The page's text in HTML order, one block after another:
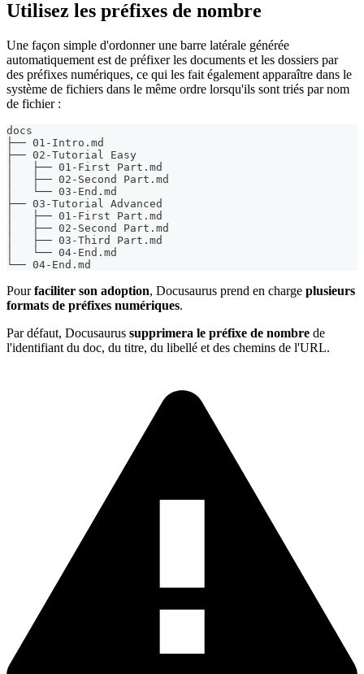
Utilisez les préfixes de nombre
Une façon simple d'ordonner une barre latérale générée
automatiquement est de préfixer les documents et les dossiers par
des préfixes numériques, ce qui les fait également apparaître dans le
système de fichiers dans le même ordre lorsqu'ils sont triés par nom
de fichier :
docs
├── 01-Intro.md
├── 02-Tutorial Easy
│   ├── 01-First Part.md
│   ├── 02-Second Part.md
│   └── 03-End.md
├── 03-Tutorial Advanced
│   ├── 01-First Part.md
│   ├── 02-Second Part.md
│   ├── 03-Third Part.md
│   └── 04-End.md
└── 04-End.md
Pourfaciliter son adoption, Docusaurus prend en charge plusieurs
formats de préfixes numériques.
Par défaut, Docusaurus supprimera le préfixe de nombre de
l'identifiant du doc, du titre, du libellé et des chemins de l'URL.